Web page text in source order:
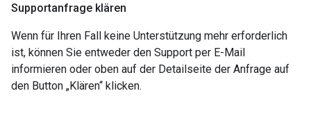
Supportanfrage klären
Wenn für Ihren Fall keine Unterstützung mehr erforderlich
ist, können Sie entweder den Support per E-Mail
informieren oder oben auf der Detailseite der Anfrage auf
den Button „Klären“ klicken.